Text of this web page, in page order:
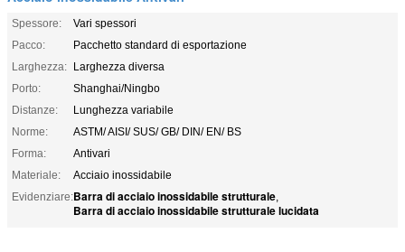
Spessore:
Vari spessori
Pacco:
Pacchetto standard di esportazione
Larghezza: Larghezza diversa
Porto:
Shanghai/Ningbo
Distanze:
Lunghezza variabile
Norme:
ASTM/ AISI/ SUS/ GB/ DIN/ EN/ BS
Forma:
Antivari
Materiale:
Acciaio inossidabile
Evidenziare:Barra di acciaio inossidabile strutturale,
Barra di acciaio inossidabile strutturale lucidata